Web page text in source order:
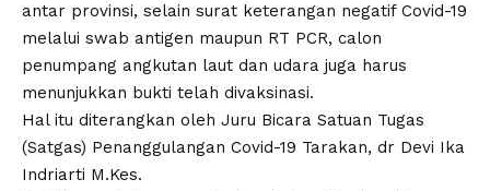
antar provinsi, selain surat keterangan negatif Covid-19
melalui swab antigen maupun RT PCR, calon
penumpang angkutan laut dan udara juga harus
menunjukkan bukti telah divaksinasi.
Hal itu diterangkan oleh Juru Bicara Satuan Tugas
(Satgas) Penanggulangan Covid-19 Tarakan, dr Devi Ika
Indriarti M.Kes.